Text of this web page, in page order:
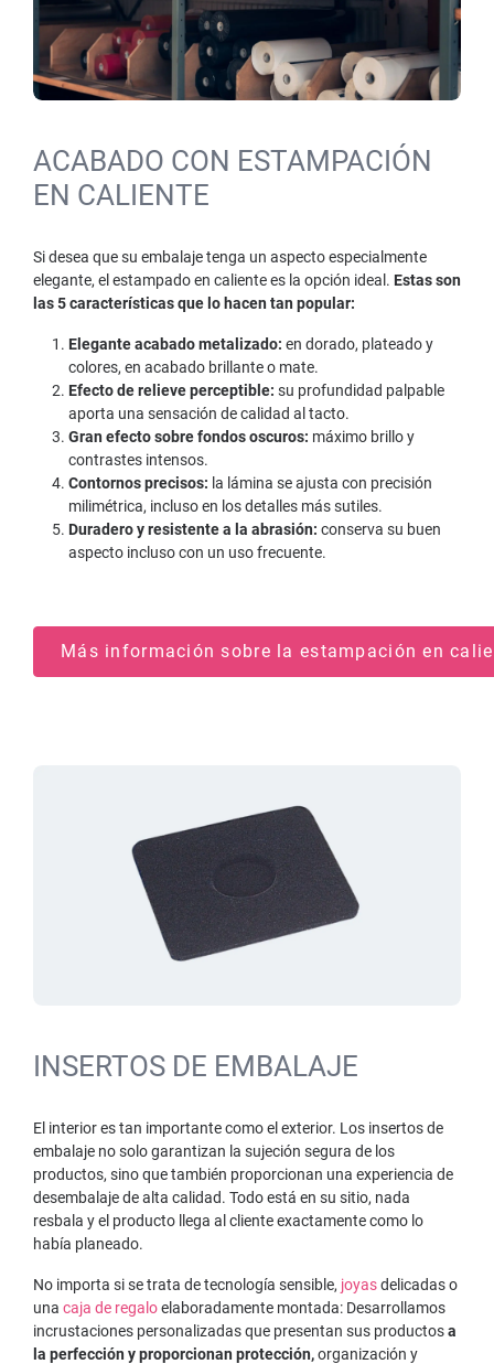
ACABADO CON ESTAMPACIÓN
EN CALIENTE
Si desea que su embalaje tenga un aspecto especialmente
elegante, el estampado en caliente es la opción ideal. Estas son
las 5 características que lo hacen tan popular:
Elegante acabado metalizado: en dorado, plateado y
colores, en acabado brillante o mate.
Efecto de relieve perceptible: su profundidad palpable
aporta una sensación de calidad al tacto.
Gran efecto sobre fondos oscuros: máximo brillo y
contrastes intensos.
Contornos precisos: la lámina se ajusta con precisión
milimétrica, incluso en los detalles más sutiles.
Duradero y resistente a la abrasión: conserva su buen
aspecto incluso con un uso frecuente.
Más información sobre la estampación en
INSERTOS DE EMBALAJE
El interior es tan importante como el exterior. Los insertos de
embalaje no solo garantizan la sujeción segura de los
productos, sino que también proporcionan una experiencia de
desembalaje de alta calidad. Todo está en su sitio, nada
resbala y el producto llega al cliente exactamente como lo
había planeado.
No importa si se trata de tecnología sensible, joyasdelicadas o
una caja de regaloelaboradamente montada: Desarrollamos
incrustaciones personalizadas que presentan sus productosa
la perfección y proporcionan protección,organización y